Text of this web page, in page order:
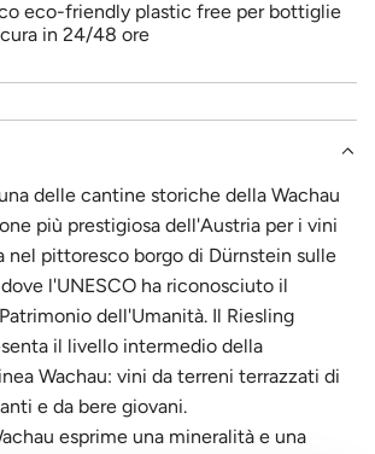
eco-friendly plastic free per bottiglie
in 24/48 ore
delle cantine storiche della Wachau
più prestigiosa dell'Austria per i vini
pittoresco borgo di Dürnstein sulle
l'UNESCO ha riconosciuto il
dell'Umanità. Il Riesling
il livello intermedio della
Wachau: vini da terreni terrazzati di
e da bere giovani.
esprime una mineralità e una